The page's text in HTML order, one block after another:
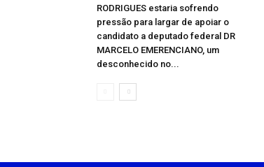
RODRIGUES estaria sofrendo
pressão para largar de apoiar o
candidato a deputado federal DR
MARCELO EMERENCIANO, um
desconhecido no...